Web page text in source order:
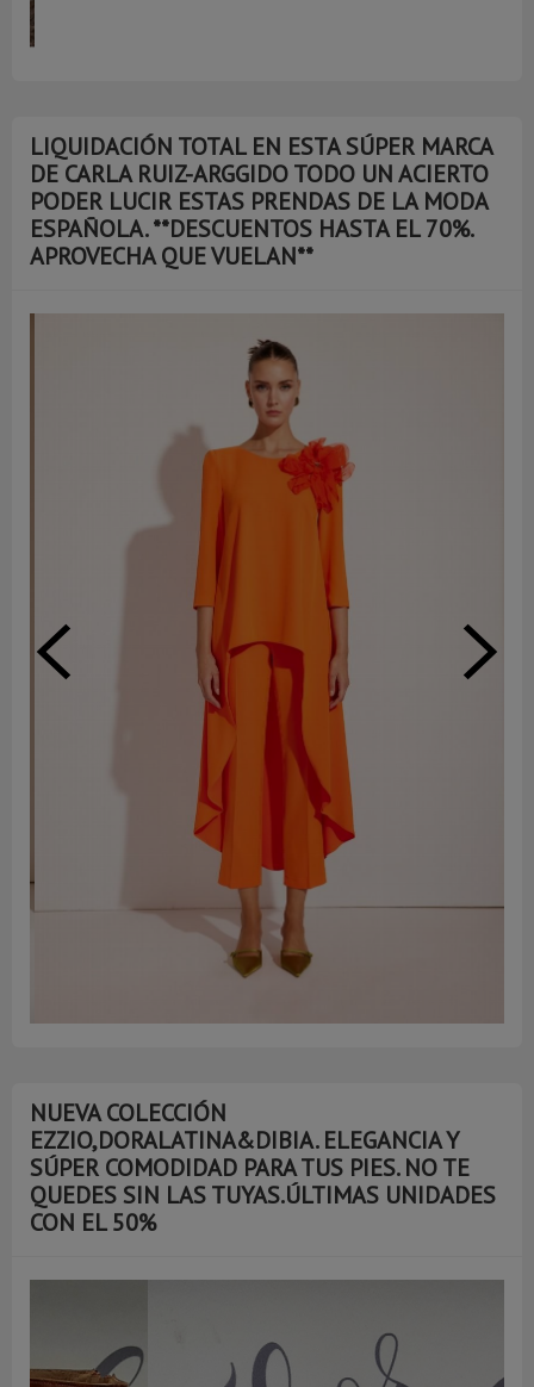
LIQUIDACIÓN TOTAL EN ESTA SÚPER MARCA
DE CARLA RUIZ-ARGGIDO TODO UN ACIERTO
PODER LUCIR ESTAS PRENDAS DE LA MODA
ESPAÑOLA. **DESCUENTOS HASTA EL 70%.
APROVECHA QUE VUELAN**
NUEVA COLECCIÓN
EZZIO,DORALATINA&DIBIA. ELEGANCIA Y
SÚPER COMODIDAD PARA TUS PIES. NO TE
QUEDES SIN LAS TUYAS.ÚLTIMAS UNIDADES
CON EL 50%